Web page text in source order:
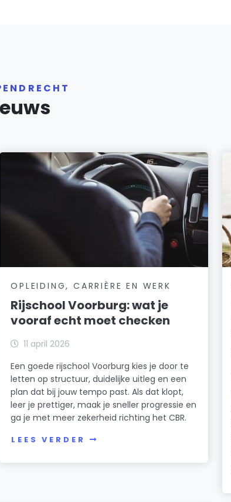
OPLEIDING, CARRIÈRE EN WERK
Rijschool Voorburg: wat je
vooraf echt moet checken
11 april 2026
Een goede rijschool Voorburg kies je door te
letten op structuur, duidelijke uitleg en een
plan dat bij jouw tempo past. Als dat klopt,
leer je prettiger, maak je sneller progressie en
ga je met meer zekerheid richting het CBR.
LEES VERDER